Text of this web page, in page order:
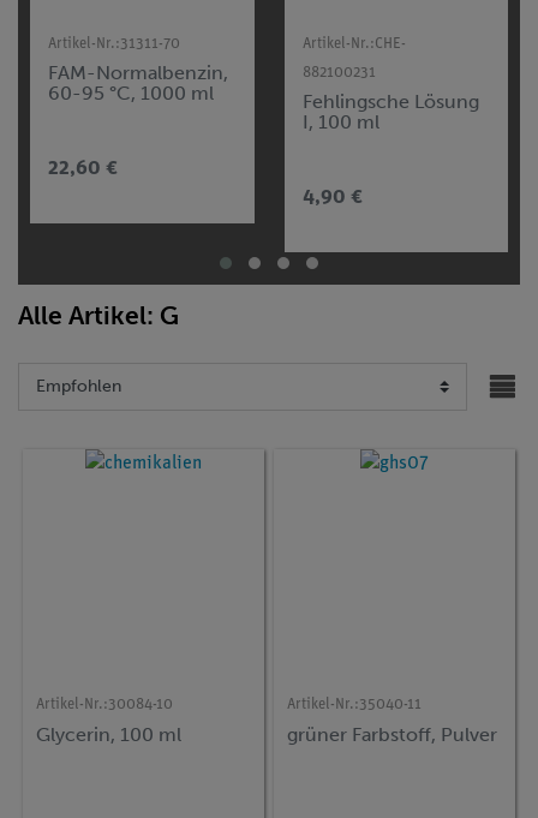
Artikel-Nr.:31311-70
FAM-Normalbenzin,
60-95 °C, 1000 ml
22,60 €
Artikel-Nr.:CHE-
882100231
Fehlingsche Lösung
I, 100 ml
4,90 €
Alle Artikel: G
Artikel-Nr.:30084-10
Glycerin, 100 ml
Artikel-Nr.:35040-11
grüner Farbstoff, Pulver